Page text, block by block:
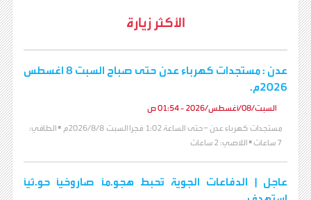
الأكثر زيارة
عدن : مستجدات كهرباء عدن حتى صباح السبت 8 اغسطس
2026م.
السبت/08/أغسطس/2026 - 01:54 ص
مستجدات كهرباء عدن – حتى الساعة 1:02 فجرا السبت 2026/8/8م ▪️ الطافي:
7 ساعات ▪️ اللاصي: 2 ساعات
عاجل | الدفاعات الجوية تُحبط هجو.مًا صاروخيًا حو.ثيًا